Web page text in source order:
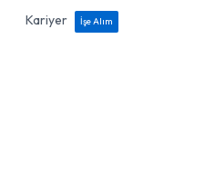
Kariyer
İşe Alım